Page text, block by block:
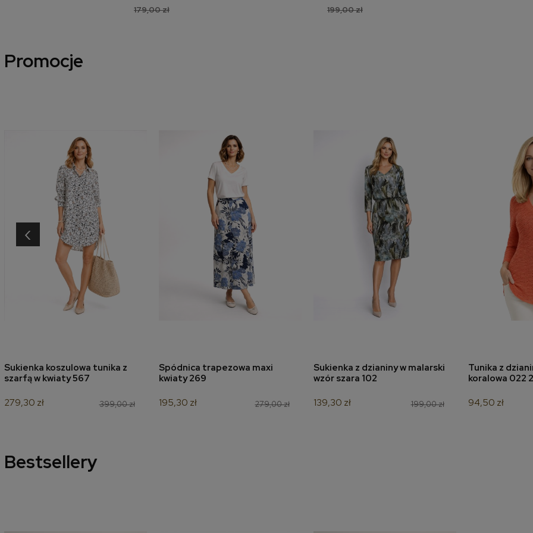
179,00 zł 199,00 zł
Promocje
dodaj do koszyka
Sukienka koszulowa tunika z
szarfą w kwiaty 567
399,00 zł
279,30 zł
dodaj do koszyka
Spódnica trapezowa maxi
kwiaty 269
279,00 zł
195,30 zł
dodaj do koszyka
Sukienka z dzianiny w malarski
wzór szara 102
199,00 zł
139,30 zł
dodaj
Tunika z
koralowa 022 2
94,50 zł
‹
Bestsellery